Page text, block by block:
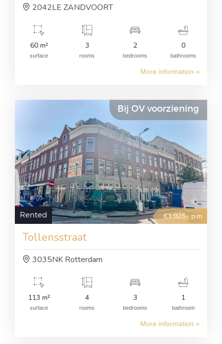
2042LE ZANDVOORT
60 m²
surface
3
rooms
2
bedrooms
0
bathrooms
More information »
Bij OV voorziening
Rented €1,925,- p.m
Tollensstraat
3035NK Rotterdam
113 m²
surface
4
rooms
3
bedrooms
1
bathroom
More information »